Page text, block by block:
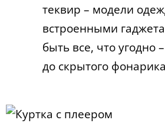
теквир – модели
встроенными
быть все, что угодно
до скрытого